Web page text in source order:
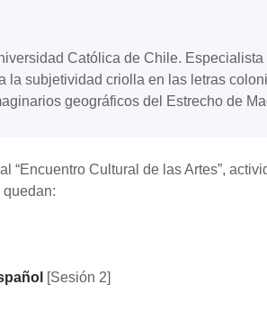
Católica de Chile.
la subjetividad criolla en las letras
geográficos del Estrecho de
“Encuentro Cultural de las Artes”,
[Sesión 2]